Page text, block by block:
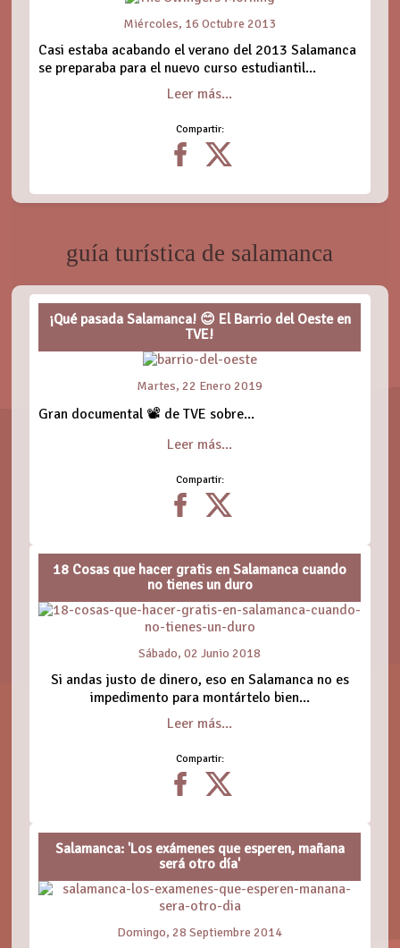
Miércoles, 16 Octubre 2013
Casi estaba acabando el verano del 2013 Salamanca
se preparaba para el nuevo curso estudiantil...
Leer más...
Compartir:
guía turística de salamanca
¡Qué pasada Salamanca! 😊 El Barrio del Oeste en
TVE!
Martes, 22 Enero 2019
Gran documental 📽 de TVE sobre...
Leer más...
Compartir:
18 Cosas que hacer gratis en Salamanca cuando
no tienes un duro
Sábado, 02 Junio 2018
Si andas justo de dinero, eso en Salamanca no es
impedimento para montártelo bien...
Leer más...
Compartir:
Salamanca: 'Los exámenes que esperen, mañana
será otro día'
Domingo, 28 Septiembre 2014